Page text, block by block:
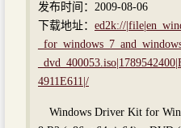
发布时间：2009-08-06
下载地址： ed2k://
4911E611|/
Windows Driver Kit for